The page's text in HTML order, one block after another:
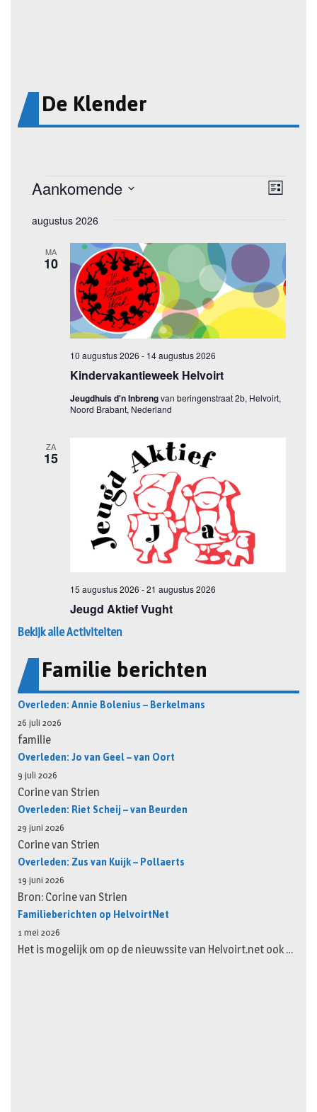
De Klender
Bekijk alle Activiteiten
Familie berichten
Overleden: Annie Bolenius – Berkelmans
26 juli 2026
familie
Overleden: Jo van Geel – van Oort
9 juli 2026
Corine van Strien
Overleden: Riet Scheij – van Beurden
29 juni 2026
Corine van Strien
Overleden: Zus van Kuijk – Pollaerts
19 juni 2026
Bron: Corine van Strien
Familieberichten op HelvoirtNet
1 mei 2026
Het is mogelijk om op de nieuwssite van Helvoirt.net ook …